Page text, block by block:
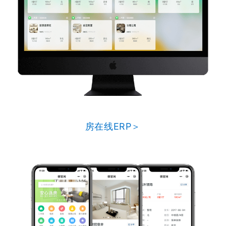
房在线ERP＞